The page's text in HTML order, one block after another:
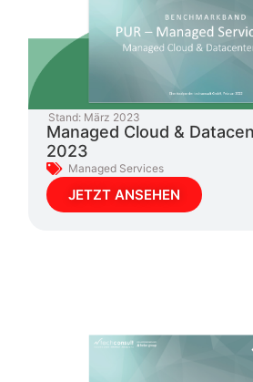
Stand: März 2023
Managed Cloud &
2023
Managed Services
JETZT ANSEHEN